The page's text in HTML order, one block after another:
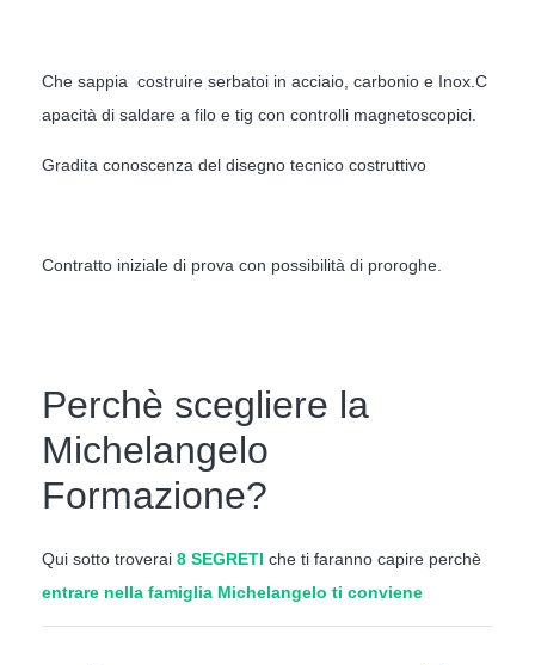
Che sappia costruire serbatoi in acciaio, carbonio e Inox.C
apacità di saldare a filo e tig con controlli magnetoscopici.
Gradita conoscenza del disegno tecnico costruttivo
Contratto iniziale di prova con possibilità di proroghe.
Perchè scegliere la
Michelangelo
Formazione?
Qui sotto troverai 8 SEGRETI che ti faranno capire perchè
entrare nella famiglia Michelangelo ti conviene